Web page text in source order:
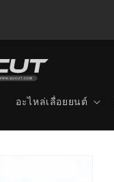
อะไหล่เลื่อยยนต์